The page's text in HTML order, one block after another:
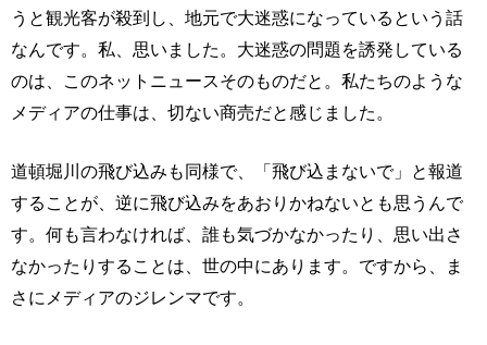
うと観光客が殺到し、地元で大迷惑になっているという話
なんです。私、思いました。大迷惑の問題を誘発している
のは、このネットニュースそのものだと。私たちのような
メディアの仕事は、切ない商売だと感じました。
道頓堀川の飛び込みも同様で、「飛び込まないで」と報道
することが、逆に飛び込みをあおりかねないとも思うんで
す。何も言わなければ、誰も気づかなかったり、思い出さ
なかったりすることは、世の中にあります。ですから、ま
さにメディアのジレンマです。